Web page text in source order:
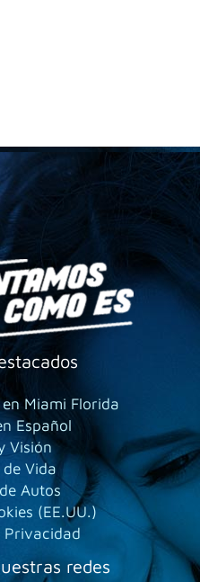
Miami Florida
Español
Visión
de Vida
Autos
(EE.UU.)
Privacidad
redes